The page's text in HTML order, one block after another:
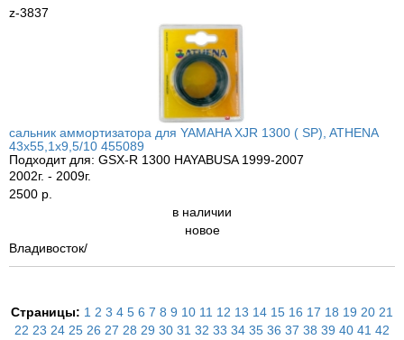
z-3837
сальник аммортизатора для YAMAHA XJR 1300 ( SP), ATHENA
43x55,1x9,5/10 455089
Подходит для: GSX-R 1300 HAYABUSA 1999-2007
2002г. - 2009г.
2500 р.
в наличии
новое
Владивосток/
Страницы: 1 2 3 4 5 6 7 8 9 10 11 12 13 14 15 16 17 18 19 20 21
22 23 24 25 26 27 28 29 30 31 32 33 34 35 36 37 38 39 40 41 42